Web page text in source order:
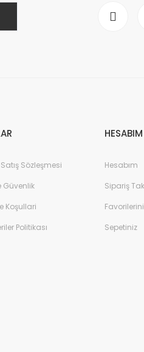
Sözleşmesi
Güvenlik
Koşullari
Politikası
HESABIM
Hesabım
Sipariş
Sepetiniz